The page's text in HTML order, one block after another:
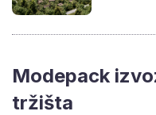
Modepack
tržišta